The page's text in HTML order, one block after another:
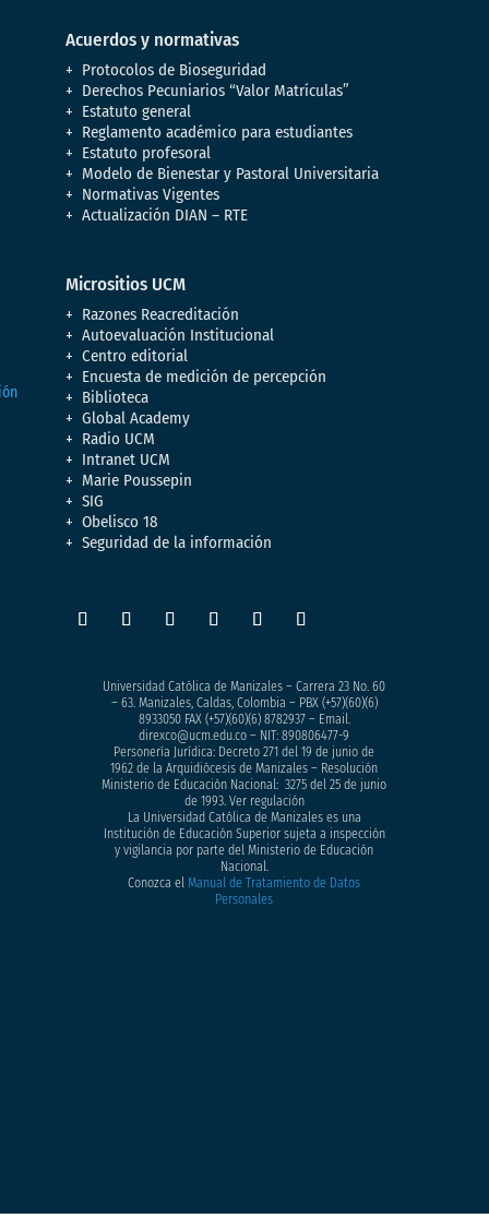
Acuerdos y normativas
Protocolos de Bioseguridad
Derechos Pecuniarios “Valor Matrículas”
Estatuto general
Reglamento académico para estudiantes
Estatuto profesoral
Modelo de Bienestar y Pastoral Universitaria
Normativas Vigentes
Actualización DIAN – RTE
Micrositios UCM
Razones Reacreditación
Autoevaluación Institucional
Centro editorial
Encuesta de medición de percepción
Biblioteca
Global Academy
Radio UCM
Intranet UCM
Marie Poussepin
SIG
Obelisco 18
Seguridad de la información
Universidad Católica de Manizales – Carrera 23 No. 60
– 63. Manizales, Caldas, Colombia – PBX (+57)(60)(6)
8933050FAX (+57)(60)(6) 8782937 – Email.
direxco@ucm.edu.co – NIT: 890806477-9
Personería Jurídica: Decreto 271 del 19 de junio de
1962 de la Arquidiócesis de Manizales – Resolución
Ministerio de Educación Nacional: 3275 del 25 de junio
de 1993. Ver regulación
La Universidad Católica de Manizales es una
Institución de Educación Superior sujeta a inspección
y vigilancia por parte del Ministerio de Educación
Nacional.
Conozca elManual de Tratamiento de Datos
Personales